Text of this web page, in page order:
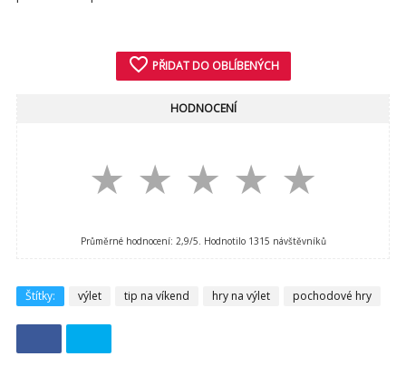
favorite_border PŘIDAT DO OBLÍBENÝCH
HODNOCENÍ
★
★
★
★
★
Průměrné hodnocení: 2,9/5. Hodnotilo 1315 návštěvníků
Štítky: výlet tip na víkend hry na výlet pochodové hry